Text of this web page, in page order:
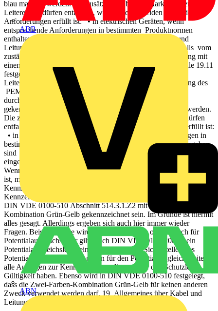
ABB
ABN
blau markiert werden. Die zusätzlichen blauen Markierungen an den
Leiterenden dürfen entfal-len, wenn eine der beiden folgenden
Anforderungen erfüllt ist: • in elektrischen Geräten, wenn
entsprechende Anforderungen in bestimmten Produktnormen
enthalten oder in einem Land gegeben sind • in Kabel- und
Leitungssystemen, die in der Industrie eingesetzt werden, falls vom
zuständigen Komitee so entschieden Wenn eine Verwechslung mit
einem PEN- oder PEM-Leiter möglich ist, muss die in Tabelle 19.11
festgelegte alphanumerische Kennzeichnung an den
Leiterenden angebracht werden. 19.9.5.5 Die Kennzeichnung des
PEM-Leiters PEM-Leiter müssen, sofern sie isoliert sind,
durchgehend über die gesamte Lei-tungslänge grün-gelb
gekennzeichnet sein, und an den Leiterenden blau markiert werden.
Die zusätzlichen blauen Markierungen an den Leiterenden dürfen
entfal-len, wenn eine der beiden folgenden Anforderungen erfüllt ist:
• in elektrischen Geräten, wenn entsprechende Anforderungen in
bestimmten Produktnormen enthalten oder in einem Land gegeben
sind • in Kabel- und Leitungssystemen, die in der Industrie
eingesetzt werden, falls vom zuständigen Komitee so entschieden
Wenn eine Verwechslung mit einem PEN- oder PEL-Leiter möglich
ist, muss die in Tabelle 19.11 festgelegte alphanumerische
Kennzeichnung an den Leiterenden angebracht werden. 19.9.5.6
Kennzeichnung von Schutzleitern (PE) Schutzleiter müssen nach
DIN VDE 0100-510 Abschnitt 514.3.1.Z2 mit der Zwei-Farben-
Kombination Grün-Gelb gekennzeichnet sein. Im Grunde ist hiermit
alles gesagt. Allerdings ergeben sich auch hier immer wieder
Fragen. Beispielsweise wird darüber diskutiert, ob dies auch für
Potentialausgleichsleiter gilt. Nach DIN VDE 0100-200 ist ein
Potentialausgleichsleiter ein Schutzleiter zum Sicherstellen des
Potentialausgleichs. Somit gelten für den Potentialausgleichs-leiter
alle Aussagen zur Kennzeichnung, die auch für den Schutzleiter
Gültigkeit haben. Ebenso wird in DIN VDE 0100-510 festgelegt,
dass die Zwei-Farben-Kombination Grün-Gelb für keinen anderen
Zweck verwendet werden darf. 19 Allgemeines über Kabel und
Leitungen 1573vde19.indd 700 01.09.2014 16:15:18